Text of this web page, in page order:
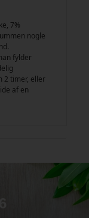
7%
nogle
fylder
2 timer, eller
af en